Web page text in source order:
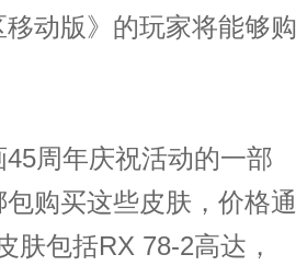
动版》的玩家将能够购
周年庆祝活动的一部
购买这些皮肤，价格通
肤包括RX 78-2高达，